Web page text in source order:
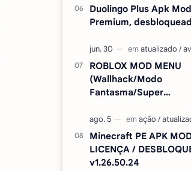
Duolingo Plus Apk
Premium,
ROBLOX MOD MENU
(Wallhack/Modo
Fantasma/Super
Minecraft PE APK
LICENÇA /
v1.26.50.24